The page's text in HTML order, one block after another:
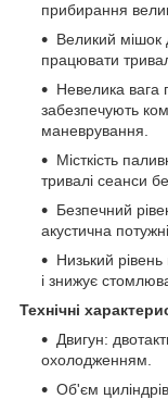
прибирання
Великий мішок
працювати
Невелика вага
забезпечують
маневрування.
Місткість
тривалі сеанси
Безпечний
акустична
Низький
і знижує
Технічні
Двигун:
охолодженням.
Об'єм